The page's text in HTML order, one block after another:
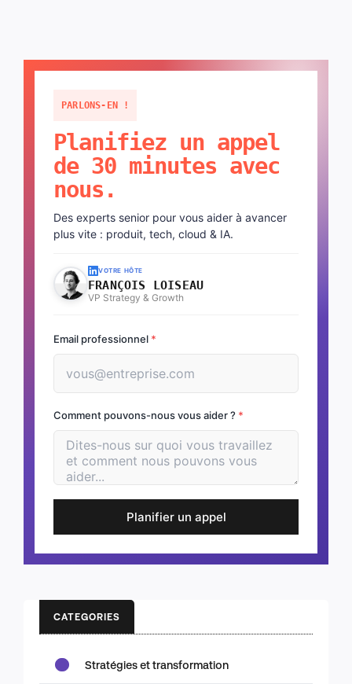
PARLONS-EN !
Planifiez un appel
de 30 minutes avec
nous.
Des experts senior pour vous aider à avancer
plus vite : produit, tech, cloud & IA.
VOTRE HÔTE
FRANÇOIS LOISEAU
VP Strategy & Growth
Email professionnel *
Comment pouvons-nous vous aider ? *
Planifier un appel
CATEGORIES
Stratégies et transformation